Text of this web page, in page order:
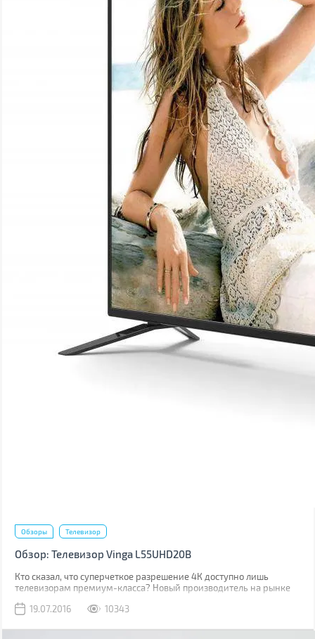
Обзоры Телевизор
Обзор: Телевизор Vinga L55UHD20B
Кто сказал, что суперчеткое разрешение 4К доступно лишь
телевизорам премиум-класса? Новый производитель на рынке
– 55-дюймовый телевизор Vinga L55UHD20B с великолепным
Ultra HD.
19.07.2016 10343